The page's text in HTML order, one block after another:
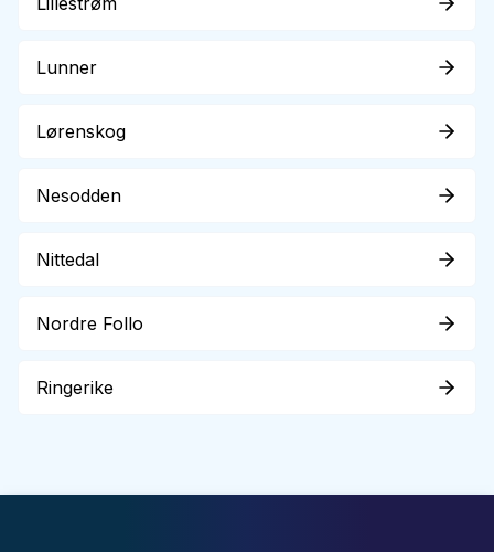
Lunner
Lørenskog
Nesodden
Nittedal
Nordre Follo
Ringerike